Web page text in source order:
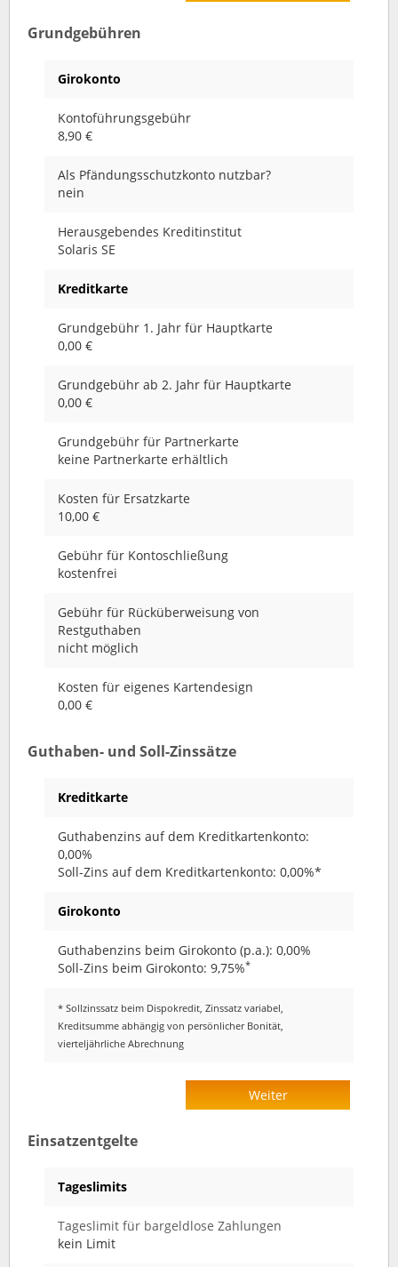
Grundgebühren
Girokonto
Kontoführungsgebühr
8,90 €
Als Pfändungsschutzkonto nutzbar?
nein
Herausgebendes Kreditinstitut
Solaris SE
Kreditkarte
Grundgebühr 1. Jahr für Hauptkarte
0,00 €
Grundgebühr ab 2. Jahr für Hauptkarte
0,00 €
Grundgebühr für Partnerkarte
keine Partnerkarte erhältlich
Kosten für Ersatzkarte
10,00 €
Gebühr für Kontoschließung
kostenfrei
Gebühr für Rücküberweisung von
Restguthaben
nicht möglich
Kosten für eigenes Kartendesign
0,00 €
Guthaben- und Soll-Zinssätze
Kreditkarte
Guthabenzins auf dem Kreditkartenkonto:
0,00%
Soll-Zins auf dem Kreditkartenkonto: 0,00%*
Girokonto
Guthabenzins beim Girokonto (p.a.): 0,00%
Soll-Zins beim Girokonto: 9,75%*
* Sollzinssatz beim Dispokredit, Zinssatz variabel,
Kreditsumme abhängig von persönlicher Bonität,
vierteljährliche Abrechnung
Weiter
Einsatzentgelte
Tageslimits
Tageslimit für bargeldlose Zahlungen
kein Limit